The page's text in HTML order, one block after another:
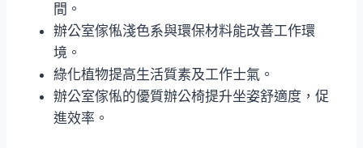
間。
辦公室傢俬淺色系與環保材料能改善工作環
境。
綠化植物提高生活質素及工作士氣。
辦公室傢俬的優質辦公椅提升坐姿舒適度，促
進效率。